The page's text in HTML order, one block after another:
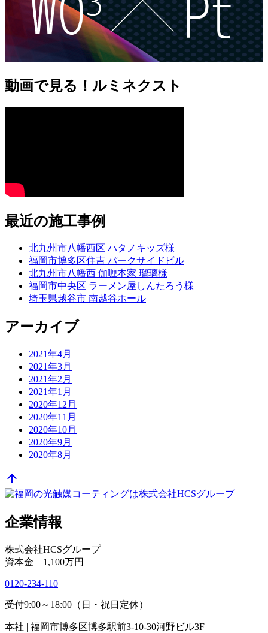
動画で見る！ルミネクスト
最近の施工事例
北九州市八幡西区 ハタノキッズ様
福岡市博多区住吉 パークサイドビル
北九州市八幡西 伽喱本家 瑠璃様
福岡市中央区 ラーメン屋しんたろう様
埼玉県越谷市 南越谷ホール
アーカイブ
2021年4月
2021年3月
2021年2月
2021年1月
2020年12月
2020年11月
2020年10月
2020年9月
2020年8月
arrow_upward
企業情報
株式会社HCSグループ
資本金 1,100万円
0120-234-110
受付9:00～18:00（日・祝日定休）
本社 | 福岡市博多区博多駅前3-10-30河野ビル3F